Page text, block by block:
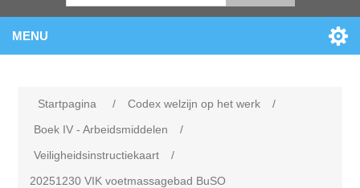
MENU
Startpagina / Codex welzijn op het werk
/
Boek IV - Arbeidsmiddelen
/
Veiligheidsinstructiekaart
/
20251230 VIK voetmassagebad BuSO